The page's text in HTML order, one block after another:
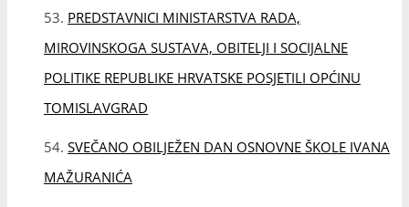
OSOBA I IZBJEGLICA
KONAČNA LISTA KANDIDATA ZA PRIJEM VJEŽBENIKA
U OPĆINI TOMISLAVGRAD S VISOKOM STRUČNOM
SPREMOM U 2026. GODINI
POTPISAN UGOVOR O SANACIJI KROVIŠTA I
UREĐENJU PARTERA DJEČJEG VRTIĆA U GRABOVICI